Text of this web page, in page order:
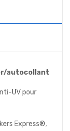
autocollant
UV pour
Express®,